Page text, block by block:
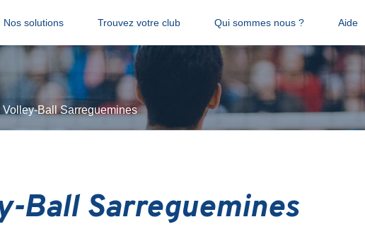
Nos solutions Trouvez votre club Qui sommes nous ? Aide
Volley-Ball Sarreguemines
Ball Sarreguemines